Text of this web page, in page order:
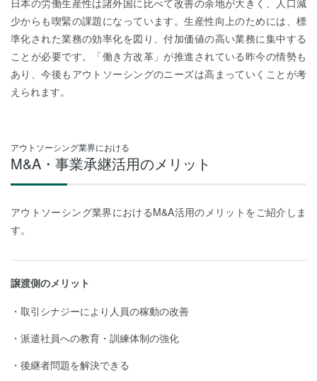
日本の労働生産性は諸外国に比べて改善の余地が大きく、人口減
少からも喫緊の課題になっています。生産性向上のためには、標
準化された業務の効率化を図り、付加価値の高い業務に集中する
ことが必要です。「働き方改革」が推進されている昨今の情勢も
あり、今後もアウトソーシングのニーズは高まっていくことが考
えられます。
アウトソーシング業界における
M&A・事業承継活用のメリット
アウトソーシング業界におけるM&A活用のメリットをご紹介しま
す。
譲渡側のメリット
取引シナジーにより人員の稼動の改善
派遣社員への教育・訓練体制の強化
後継者問題を解決できる